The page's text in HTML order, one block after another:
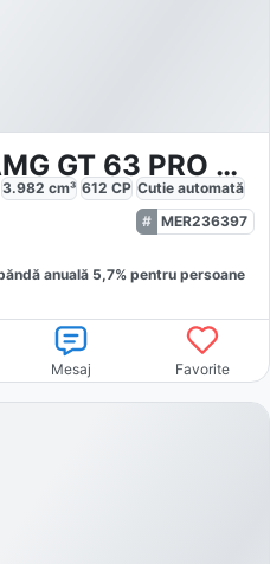
Mercedes-Benz AMG GT 63 PRO 4Matic
3.982 cm³ 612 CP Cutie automată
MER236397
anuală 5,7% pentru persoane
Mesaj Favorite